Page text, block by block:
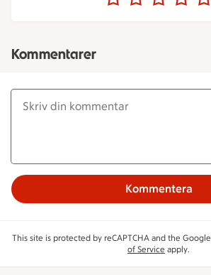
Kommentarer
Kommentera
This site is protected by reCAPTCHA and the Google
of Service apply.